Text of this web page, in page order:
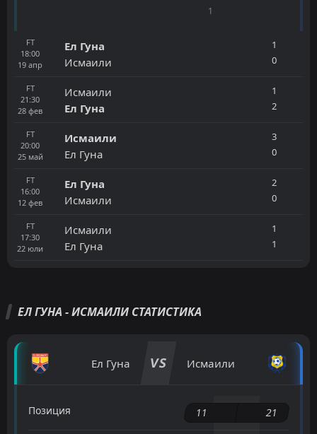
1
FT
18:00
19 апр
Ел Гуна
Исмаили
1
0
FT
21:30
28 фев
Исмаили
Ел Гуна
1
2
FT
20:00
25 май
Исмаили
Ел Гуна
3
0
FT
16:00
12 фев
Ел Гуна
Исмаили
2
0
FT
17:30
22 юли
Исмаили
Ел Гуна
1
1
ЕЛ ГУНА - ИСМАИЛИ СТАТИСТИКА
Ел Гуна VS Исмаили
Позиция 11 21